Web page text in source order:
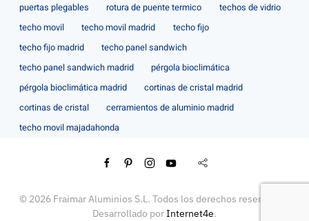
puertas plegables
rotura de puente termico
techos de vidrio
techo movil
techo movil madrid
techo fijo
techo fijo madrid
techo panel sandwich
techo panel sandwich madrid
pérgola bioclimática
pérgola bioclimática madrid
cortinas de cristal madrid
cortinas de cristal
cerramientos de aluminio madrid
techo movil majadahonda
© 2026 Fraimar Aluminios S.L. Todos los derechos reservados.
Desarrollado porInternet4e.